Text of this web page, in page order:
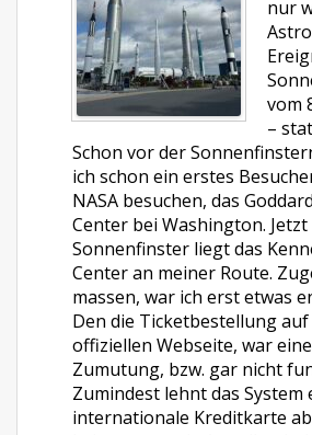
nur
vom
–
Schon vor der
ich schon ein erstes
NASA besuchen, das
Center bei Washington.
Sonnenfinster liegt das
Center an meiner Route.
massen, war ich erst etwas
Den die Ticketbestellung
offiziellen Webseite, war
Zumutung, bzw. gar nicht
Zumindest lehnt das System
internationale Kreditkarte